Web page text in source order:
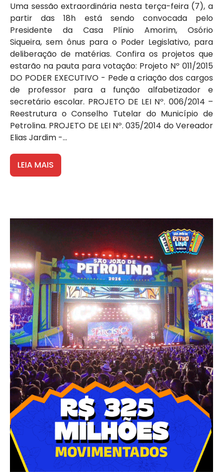
Uma sessão extraordinária nesta terça-feira (7), a
partir das 18h está sendo convocada pelo
Presidente da Casa Plínio Amorim, Osório
Siqueira, sem ônus para o Poder Legislativo, para
deliberação de matérias. Confira os projetos que
estarão na pauta para votação: Projeto Nº 011/2015
DO PODER EXECUTIVO - Pede a criação dos cargos
de professor para a função alfabetizador e
secretário escolar. PROJETO DE LEI Nº. 006/2014 –
Reestrutura o Conselho Tutelar do Município de
Petrolina. PROJETO DE LEI Nº. 035/2014 do Vereador
Elias Jardim -...
LEIA MAIS